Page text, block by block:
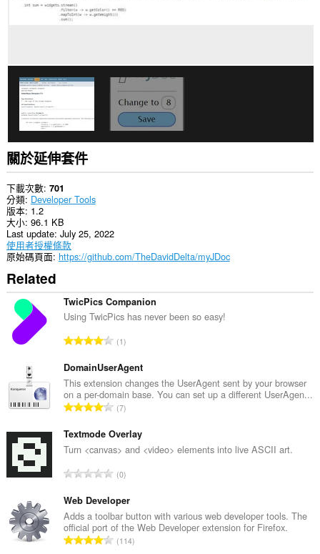
關於延伸套件
下載次數 701
分類 Developer Tools
版本 1.2
大小 96.1 KB
Last update July 25, 2022
使用者授權條款
原始碼頁面 https://github.com/TheDavidDelta/myJDoc
Related
TwicPics Companion
Using TwicPics has never been so easy!
評
的
總
次
數
1
DomainUserAgent
This extension changes the UserAgent sent by your browser
on a per-domain base. You can set up a different UserAgen...
評
的
總
數
7
Textmode Overlay
Turn <canvas> and <video> elements into live ASCII art.
評
的
總
次
數
0
Web Developer
Adds a toolbar button with various web developer tools. The
official port of the Web Developer extension for Firefox.
評114